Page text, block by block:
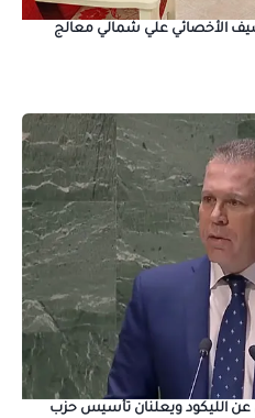
الأخصائي علي شمالي معالج
عن الليكود ويعلنان تأسيس حزب